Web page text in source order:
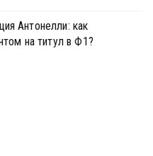
Антонелли: как
на титул в Ф1?